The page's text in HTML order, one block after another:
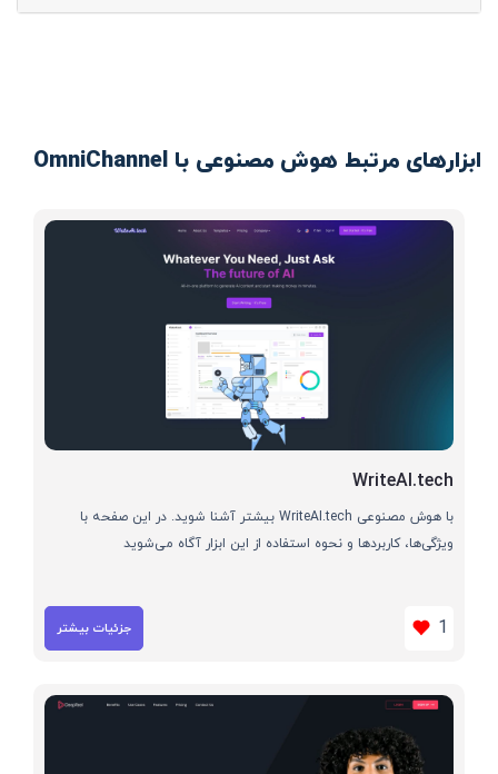
ابزارهای مرتبط هوش مصنوعی با OmniChannel
WriteAI.tech
با هوش مصنوعی WriteAI.tech بیشتر آشنا شوید. در این صفحه با
ویژگی‌ها، کاربردها و نحوه استفاده از این ابزار آگاه می‌شوید
1 جزئیات بیشتر